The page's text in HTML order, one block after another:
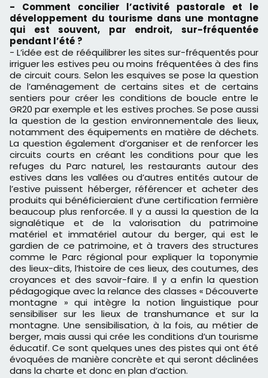
- Comment concilier l’activité pastorale et le
développement du tourisme dans une montagne
qui est souvent, par endroit, sur-fréquentée
pendant l’été ?
- L’idée est de rééquilibrer les sites sur-fréquentés pour
irriguer les estives peu ou moins fréquentées à des fins
de circuit cours. Selon les esquives se pose la question
de l’aménagement de certains sites et de certains
sentiers pour créer les conditions de boucle entre le
GR20 par exemple et les estives proches. Se pose aussi
la question de la gestion environnementale des lieux,
notamment des équipements en matière de déchets.
La question également d’organiser et de renforcer les
circuits courts en créant les conditions pour que les
refuges du Parc naturel, les restaurants autour des
estives dans les vallées ou d’autres entités autour de
l’estive puissent héberger, référencer et acheter des
produits qui bénéficieraient d’une certification fermière
beaucoup plus renforcée. Il y a aussi la question de la
signalétique et de la valorisation du patrimoine
matériel et immatériel autour du berger, qui est le
gardien de ce patrimoine, et à travers des structures
comme le Parc régional pour expliquer la toponymie
des lieux-dits, l’histoire de ces lieux, des coutumes, des
croyances et des savoir-faire. Il y a enfin la question
pédagogique avec la relance des classes « Découverte
montagne » qui intègre la notion linguistique pour
sensibiliser sur les lieux de transhumance et sur la
montagne. Une sensibilisation, à la fois, au métier de
berger, mais aussi qui crée les conditions d’un tourisme
éducatif. Ce sont quelques unes des pistes qui ont été
évoquées de manière concrète et qui seront déclinées
dans la charte et donc en plan d’action.